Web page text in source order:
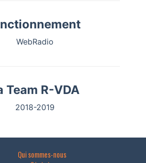
WebRadio
Team R-VDA
2018-2019
Qui sommes-nous